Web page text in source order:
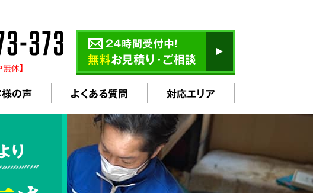
無休】
の声 よくある質問 対応エリア
り